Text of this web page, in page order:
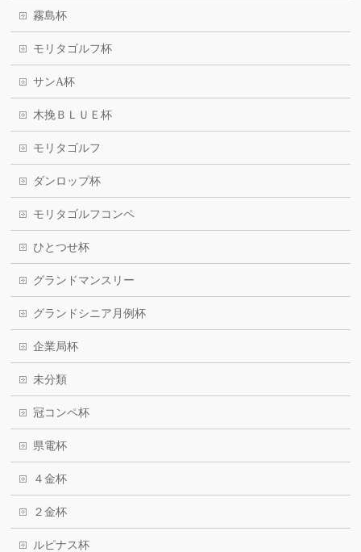
霧島杯
モリタゴルフ杯
サンA杯
木挽ＢＬＵＥ杯
モリタゴルフ
ダンロップ杯
モリタゴルフコンペ
ひとつせ杯
グランドマンスリー
グランドシニア月例杯
企業局杯
未分類
冠コンペ杯
県電杯
４金杯
２金杯
ルピナス杯